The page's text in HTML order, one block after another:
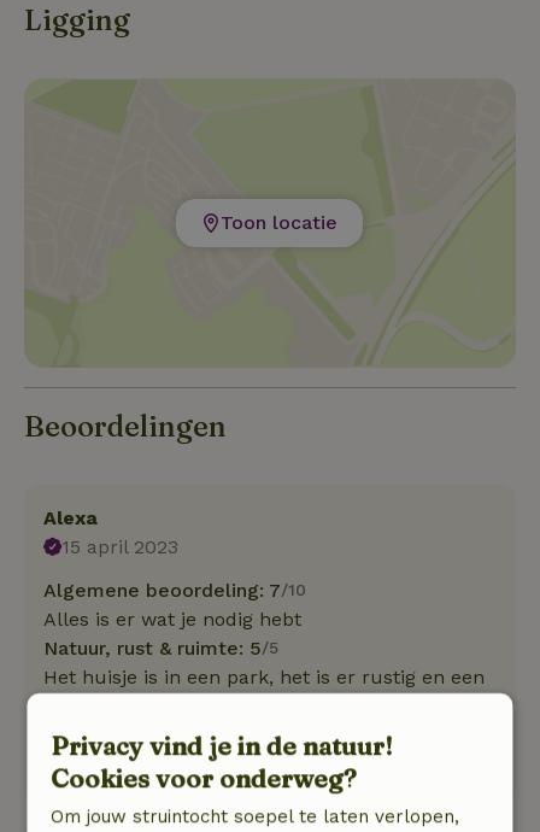
verbinding met het bos.
Ligging
Toon locatie
Beoordelingen
Alexa
15 april 2023
Algemene beoordeling: 7/10
Alles is er wat je nodig hebt
Natuur, rust & ruimte: 5/5
Het huisje is in een park, het is er rustig en een
en er is ook een mountainbike route door het
bos in de buurt.
Privacy vind je in de natuur!
Cookies voor onderweg?
Om jouw struintocht soepel te laten verlopen,